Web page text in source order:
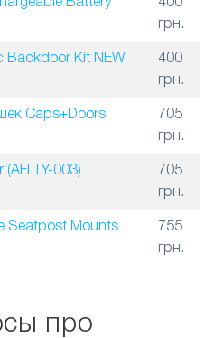
Battery
400
грн.
Backdoor Kit NEW
400
грн.
Caps+Doors
705
грн.
003)
705
грн.
Seatpost Mounts
755
грн.
про